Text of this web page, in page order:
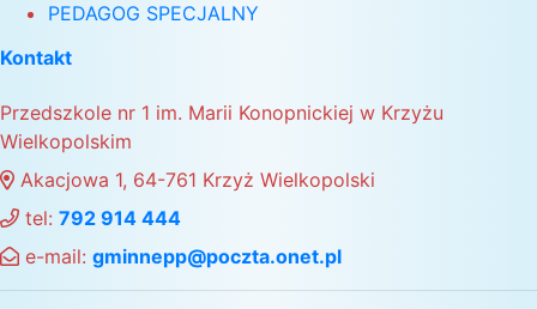
PEDAGOG SPECJALNY
Kontakt
Przedszkole nr 1 im. Marii Konopnickiej w Krzyżu
Wielkopolskim
Akacjowa 1, 64-761 Krzyż Wielkopolski
tel: 792 914 444
e-mail: gminnepp@poczta.onet.pl